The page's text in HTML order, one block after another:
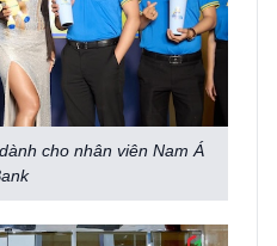
cho nhân viên Nam Á